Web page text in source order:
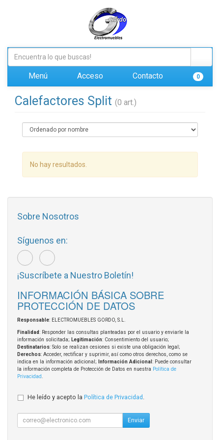
Menú Acceso Contacto 0
Calefactores Split (0 art.)
No hay resultados.
Sobre Nosotros
Síguenos en:
¡Suscríbete a Nuestro Boletín!
INFORMACIÓN BÁSICA SOBRE
PROTECCIÓN DE DATOS
Responsable: ELECTROMUEBLES GORDO, S.L.
Finalidad: Responder las consultas planteadas por el usuario y enviarle la
información solicitada; Legitimación: Consentimiento del usuario;
Destinatarios: Solo se realizan cesiones si existe una obligación legal;
Derechos: Acceder, rectificar y suprimir, así como otros derechos, como se
indica en la información adicional;
Información Adicional : Puede consultar
la información completa de Protección de Datos en nuestra Política de
Privacidad
He leído y acepto la Política de Privacidad .
Enviar